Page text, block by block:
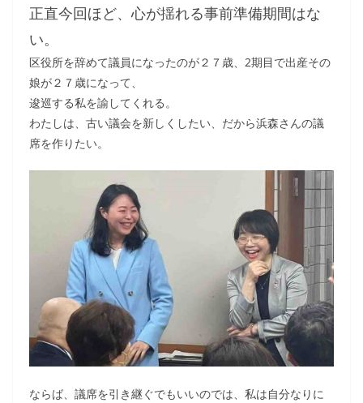
正直今回ほど、心が揺れる事前準備期間はな
い。
区役所を辞めて議員になったのが２７歳、2期目で出産その
娘が２７歳になって、
逡巡する私を諭してくれる。
わたしは、古い議会を新しくしたい、だから浜森さんの議
席を作りたい。
ならば、議席を引き継ぐでもいいのでは、私は自分なりに